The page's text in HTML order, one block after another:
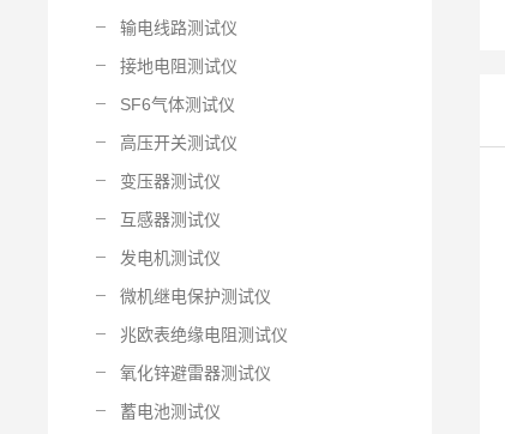
输电线路测试仪
接地电阻测试仪
SF6气体测试仪
高压开关测试仪
变压器测试仪
互感器测试仪
发电机测试仪
微机继电保护测试仪
兆欧表绝缘电阻测试仪
氧化锌避雷器测试仪
蓄电池测试仪